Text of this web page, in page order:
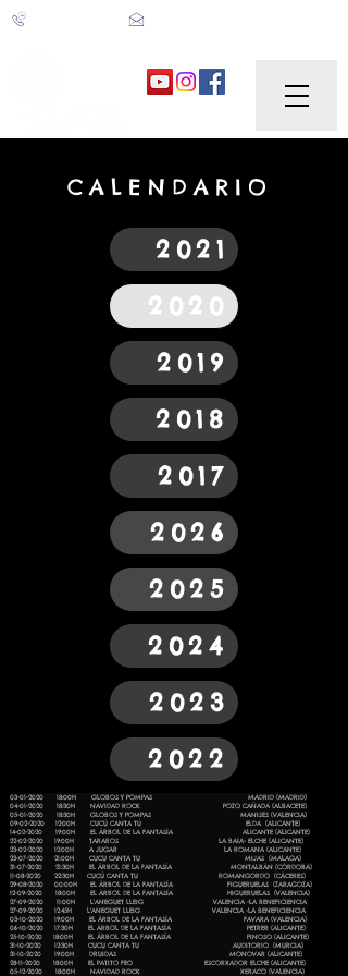
CALENDARIO
2021
2020
2019
2018
2017
2026
2025
2024
2023
2022
03-01-2020 18:00H GLOBOS Y POMPAS MADRID (MADRID)
04-01-2020 18:30H NAVIDAD ROCK POZO CAÑADA (ALBACETE)
05-01-2020 18:30H GLOBOS Y POMPAS MANISES (VALENCIA)
09-02-2020 12:00H CUCÚ CANTA TÚ ELDA (ALICANTE)
14-02-2020 19:00H EL ÁRBOL DE LA FANTASÍA ALICANTE (ALICANTE)
22-02-2020 19:00H TARAROS LA BAIA- ELCHE (ALICANTE)
23-02-2020 12:00H A JUGAR LA ROMANA (ALICANTE)
23-07-2020 21:00H CUCU CANTA TU MIJAS (MALAGA)
31-07-2020 21:30H EL ÁRBOL DE LA FANTASÍA MONTALBÁN (CÓRDOBA)
11-08-2020 22:30H CUCÚ CANTA TU ROMANGORDO (CÁCERES)
29-08-2020 00:00H EL ÁRBOL DE LA FANTASÍA FIGUERUELAS (ZARAGOZA)
12-09-2020 18:00H EL ÁRBOL DE LA FANTASÍA HIGUERUELAS (VALENCIA)
27-09-2020 11:00H L'ANEGUET LLEIG VALENCIA -LA BENEFICIENCIA
27-09-2020 12:45H L'ANEGUET LLEIG VALENCIA -LA BENEFICIENCIA
03-10-2020 19:00H EL ÁRBOL DE LA FANTASÍA FAVARA (VALENCIA)
06-10-2020 17:30H EL ÁRBOL DE LA FANTASÍA PETRER (ALICANTE)
25-10-2020 18:00H EL ÁRBOL DE LA FANTASÍA PINOSO (ALICANTE)
31-10-2020 12:30H CUCU CANTA TU AUDITORIO (MURCIA)
31-10-2020 19:00H DRUIDAS MONOVAR (ALICANTE)
28-11-2020 18:00H EL PATITO FEO ESCORXADOR ELCHE (ALICANTE)
05-12-2020 18:00H NAVIDAD ROCK XERACO (VALENCIA)